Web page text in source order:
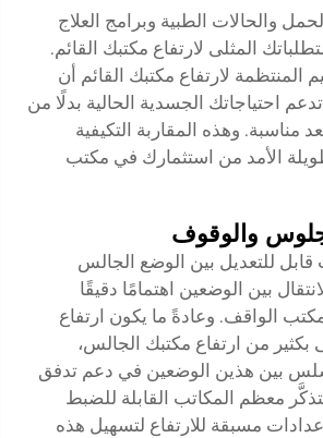
والحالات الطبية وبرامج العلاج
المثلى لارتفاع مكتبك القائم.
المنتظمة لارتفاع مكتبك القائم أن
احتياجاتك الجسدية الحالية بدلًا من
مناسبة. وهذه المقاربة التكيفية
الأمد من استثمارك في مكتب
والوقوف
للتعديل بين الوضع الجالس
بين الوضعين اهتمامًا دقيقًا
الواقف. وعادةً ما يكون ارتفاع
بكثير من ارتفاع مكتبك الجالس،
بين هذين الوضعين في دعم تدفق
معظم المكاتب القابلة للضبط
مسبقة للارتفاع لتسهيل هذه